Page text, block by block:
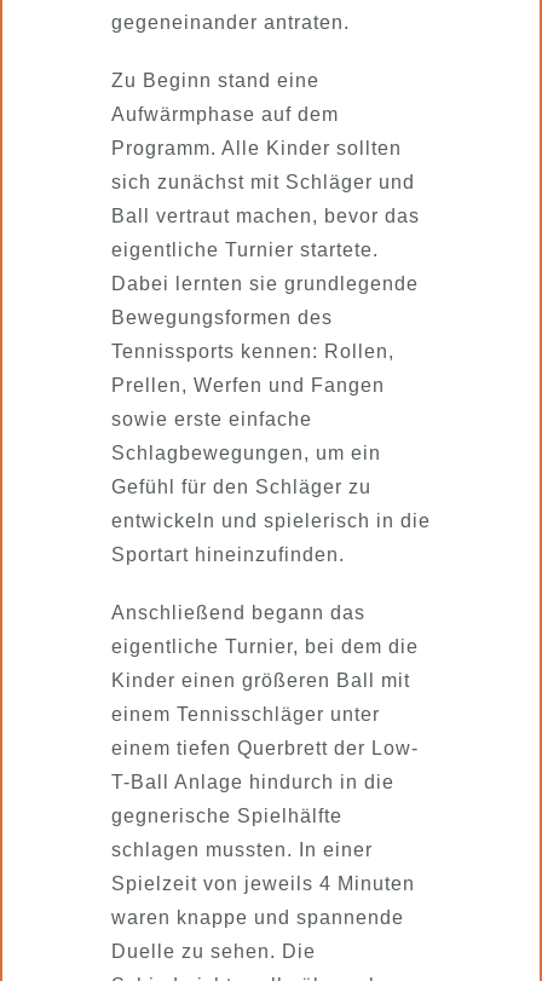
gegeneinander antraten.
Zu Beginn stand eine
Aufwärmphase auf dem
Programm. Alle Kinder sollten
sich zunächst mit Schläger und
Ball vertraut machen, bevor das
eigentliche Turnier startete.
Dabei lernten sie grundlegende
Bewegungsformen des
Tennissports kennen: Rollen,
Prellen, Werfen und Fangen
sowie erste einfache
Schlagbewegungen, um ein
Gefühl für den Schläger zu
entwickeln und spielerisch in die
Sportart hineinzufinden.
Anschließend begann das
eigentliche Turnier, bei dem die
Kinder einen größeren Ball mit
einem Tennisschläger unter
einem tiefen Querbrett der Low-
T-Ball Anlage hindurch in die
gegnerische Spielhälfte
schlagen mussten. In einer
Spielzeit von jeweils 4 Minuten
waren knappe und spannende
Duelle zu sehen. Die